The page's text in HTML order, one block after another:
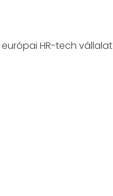
HR-tech vállalat